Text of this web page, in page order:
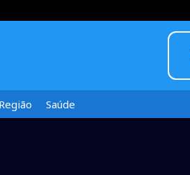
Região Saúde